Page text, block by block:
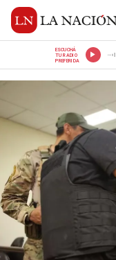
ESCUCHÁ
TU RADIO
PREFERIDA